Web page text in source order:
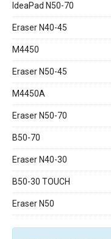
IdeaPad N50-70
Eraser N40-45
M4450
Eraser N50-45
M4450A
Eraser N50-70
B50-70
Eraser N40-30
B50-30 TOUCH
Eraser N50